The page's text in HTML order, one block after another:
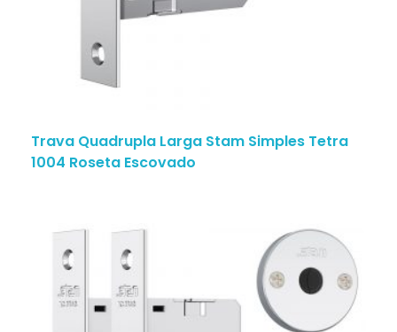
Trava Quadrupla Larga Stam Simples Tetra
1004 Roseta Escovado